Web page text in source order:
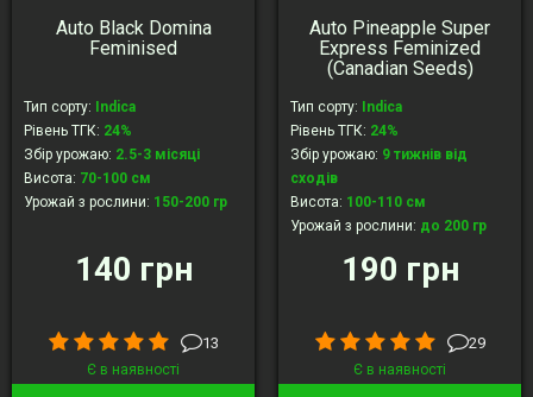
Auto Black Domina
Feminised
Тип сорту:
Indica
Рівень ТГК: 24%
Збір урожаю: 2.5-3 місяці
Висота: 70-100 см
Урожай з рослини: 150-200 гр
140 грн
13
Є в наявності
Auto Pineapple Super
Express Feminized
(Canadian Seeds)
Тип сорту:
Indica
Рівень ТГК: 24%
Збір урожаю: 9 тижнів від
сходів
Висота: 100-110 см
Урожай з рослини: до 200 гр
190 грн
29
Є в наявності